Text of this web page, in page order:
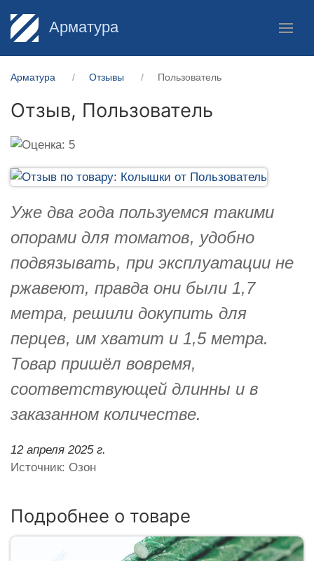
Арматура
Арматура Отзывы Пользователь
Отзыв, Пользователь
Уже два года пользуемся такими
опорами для томатов, удобно
подвязывать, при эксплуатации не
ржавеют, правда они были 1,7
метра, решили докупить для
перцев, им хватит и 1,5 метра.
Товар пришёл вовремя,
соответствующей длинны и в
заказанном количестве.
12 апреля 2025 г.
Источник: Озон
Подробнее о товаре